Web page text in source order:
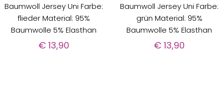
Baumwoll Jersey Uni Farbe:
flieder Material: 95%
Baumwolle 5% Elasthan
€13,90
Baumwoll Jersey Uni Farbe:
grün Material: 95%
Baumwolle 5% Elasthan
€ 13,90